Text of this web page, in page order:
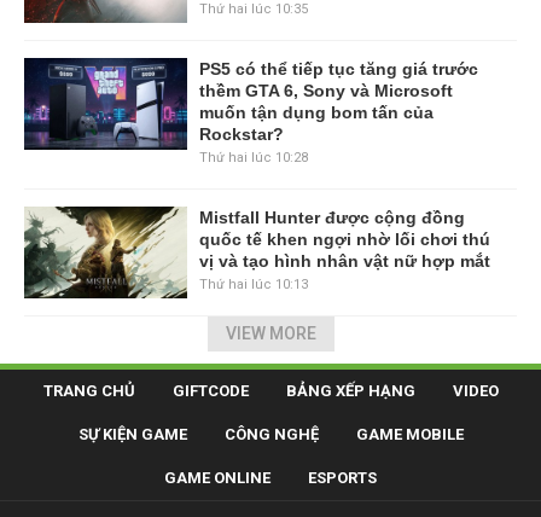
Thứ hai lúc 10:35
PS5 có thể tiếp tục tăng giá trước
thềm GTA 6, Sony và Microsoft
muốn tận dụng bom tấn của
Rockstar?
Thứ hai lúc 10:28
Mistfall Hunter được cộng đồng
quốc tế khen ngợi nhờ lối chơi thú
vị và tạo hình nhân vật nữ hợp mắt
Thứ hai lúc 10:13
VIEW MORE
TRANG CHỦ GIFTCODE BẢNG XẾP HẠNG VIDEO
SỰ KIỆN GAME CÔNG NGHỆ GAME MOBILE
GAME ONLINE ESPORTS